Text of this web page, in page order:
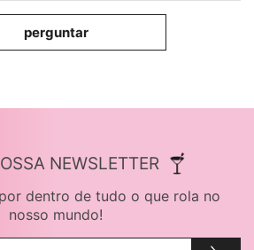
perguntar
NEWSLETTER
dentro de tudo o que rola no
nosso mundo!